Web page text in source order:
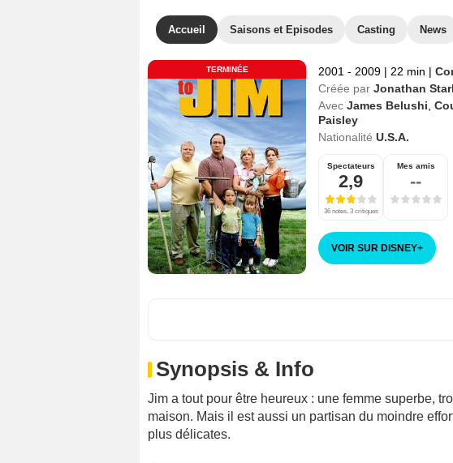
Accueil Saisons et Episodes Casting News
TERMINÉE 2001 - 2009 | 22 min |
Créée par Jonathan
Avec James Belushi
Paisley
Nationalité U.S.A.
Spectateurs
2,9
36 notes, 3 critiques
Mes amis
--
VOIR SUR DISNEY+
Synopsis & Info
Jim a tout pour être heureux : une femme superbe,
maison. Mais il est aussi un partisan du moindre
plus délicates.